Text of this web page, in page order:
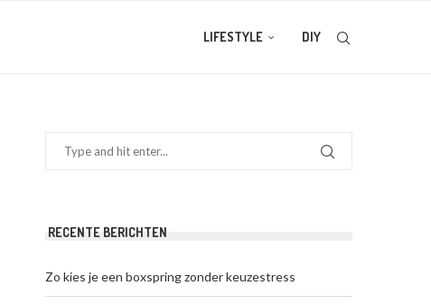
LIFESTYLE DIY
RECENTE BERICHTEN
Zo kies je een boxspring zonder keuzestress